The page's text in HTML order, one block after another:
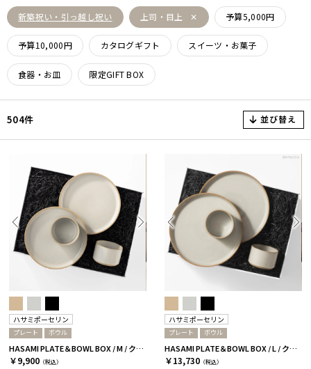
新築祝い・引っ越し祝い 上司・目上 予算5,000円
予算10,000円 カタログギフト スイーツ・お菓子
食器・お皿 限定GIFT BOX
504件 並び替え
ハサミポーセリン
プレート ボウル
HASAMI PLATE＆BOWL BOX / M / クリア［ハサミポーセリン］
￥9,900 （税込）
ハサミポーセリン
プレート ボウル
HASAMI PLATE＆BOWL BOX / L / クリア［ハサミポーセリン］
￥13,730 （税込）